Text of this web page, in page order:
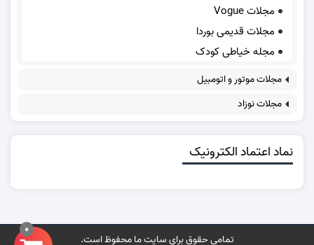
مجلات Vogue
مجلات قدیمی بوردا
مجله خیاطی کودک
مجلات موتور و اتومبیل
مجلات نوزاد
نماد اعتماد الکترونیک
تمامی حقوق برای سایت ما محفوظ است.
0